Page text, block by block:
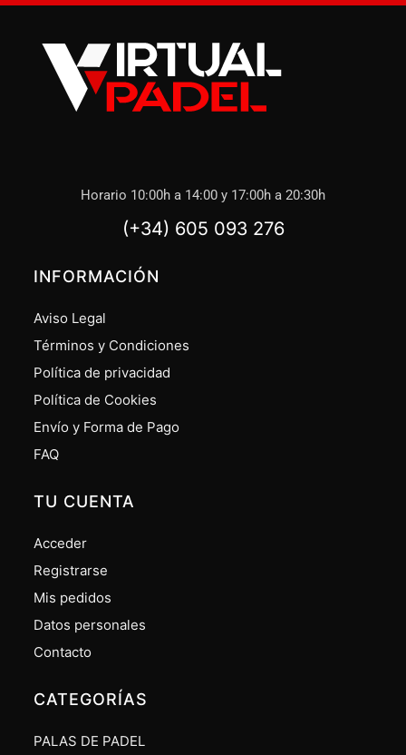
Horario 10:00h a 14:00 y 17:00h a 20:30h
(+34) 605 093 276
INFORMACIÓN
Aviso Legal
Términos y Condiciones
Política de privacidad
Política de Cookies
Envío y Forma de Pago
FAQ
TU CUENTA
Acceder
Registrarse
Mis pedidos
Datos personales
Contacto
CATEGORÍAS
PALAS DE PADEL